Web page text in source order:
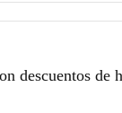
descuentos de